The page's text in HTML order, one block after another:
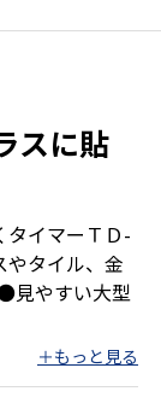
スに貼
タイマーＴＤ-
やタイル、金
見やすい大型